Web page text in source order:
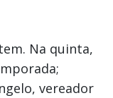
Na quinta,
vereador